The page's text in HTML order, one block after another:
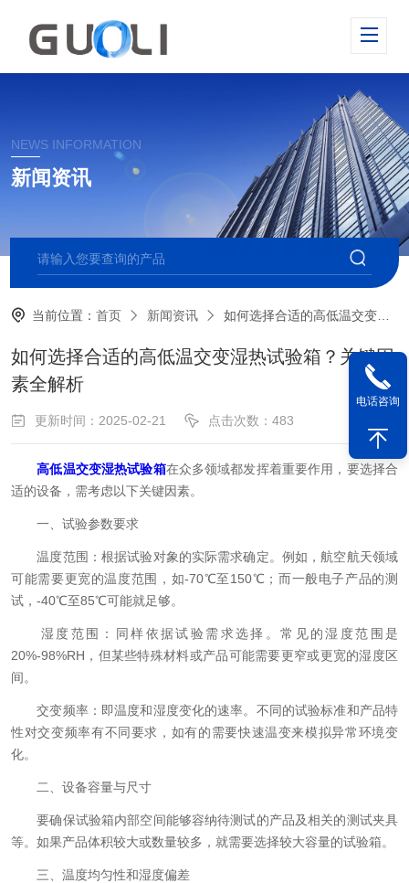
NEWS INFORMATION
新闻资讯
当前位置：首页 新闻资讯 如何选择合适的高低温交变湿热试验箱？关键因素全解析
如何选择合适的高低温交变湿热试验箱？关键因
素全解析
更新时间：2025-02-21 点击次数：483
高低温交变湿热试验箱在众多领域都发挥着重要作用，要选择合
适的设备，需考虑以下关键因素。
一、试验参数要求
温度范围：根据试验对象的实际需求确定。例如，航空航天领域
可能需要更宽的温度范围，如-70℃至150℃；而一般电子产品的测
试，-40℃至85℃可能就足够。
湿度范围：同样依据试验需求选择。常见的湿度范围是
20%-98%RH，但某些特殊材料或产品可能需要更窄或更宽的湿度区
间。
交变频率：即温度和湿度变化的速率。不同的试验标准和产品特
性对交变频率有不同要求，如有的需要快速温变来模拟异常环境变
化。
二、设备容量与尺寸
要确保试验箱内部空间能够容纳待测试的产品及相关的测试夹具
等。如果产品体积较大或数量较多，就需要选择较大容量的试验箱。
三、温度均匀性和湿度偏差
电话咨询